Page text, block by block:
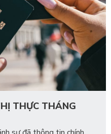
THỰC THÁNG